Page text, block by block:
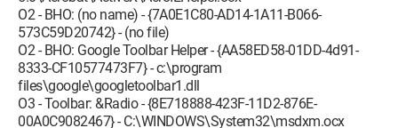
O2 - BHO: (no name) - {7A0E1C80-AD14-1A11-B066-
573C59D20742} - (no file)
O2 - BHO: Google Toolbar Helper - {AA58ED58-01DD-4d91-
8333-CF10577473F7} - c:\program
files\google\googletoolbar1.dll
O3 - Toolbar: &Radio - {8E718888-423F-11D2-876E-
00A0C9082467} - C:\WINDOWS\System32\msdxm.ocx